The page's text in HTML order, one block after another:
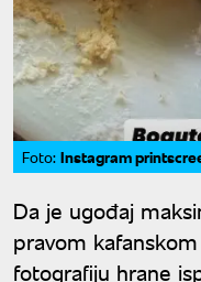
Foto: Instagram
Da je ugođaj
pravom
fotografiju hrane